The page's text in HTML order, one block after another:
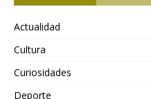
Actualidad
Cultura
Curiosidades
Deporte